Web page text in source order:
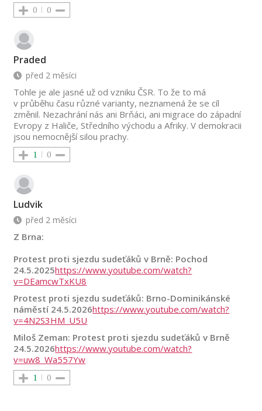
0 0
Praded
před 2 měsíci
Tohle je ale jasné už od vzniku ČSR. To že to má
v průběhu času různé varianty, neznamená že se cíl
změnil. Nezachrání nás ani Brňáci, ani migrace do západní
Evropy z Haliče, Středního východu a Afriky. V demokracii
jsou nemocnější silou prachy.
1 0
Ludvik
před 2 měsíci
Z Brna:
Protest proti sjezdu sudeťáků v Brně: Pochod
24.5.2025https://www.youtube.com/watch?
v=DEamcwTxKU8
Protest proti sjezdu sudeťáků: Brno-Dominikánské
náměstí 24.5.2026https://www.youtube.com/watch?
v=4N2S3HM_U5U
Miloš Zeman: Protest proti sjezdu sudeťáků v Brně
24.5.2026https://www.youtube.com/watch?
v=uw8_Wa557Yw
1 0